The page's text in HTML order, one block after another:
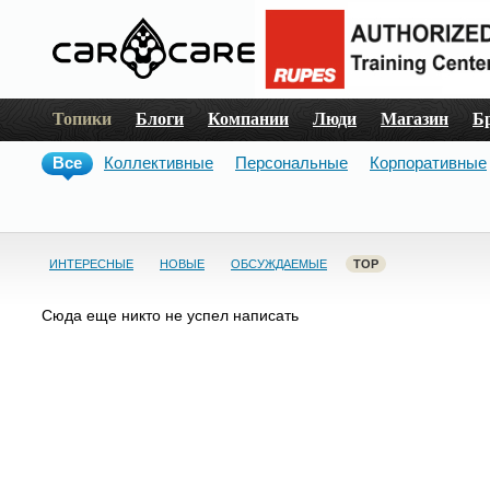
Топики Блоги Компании Люди Магазин
Все Коллективные Персональные Корпоративные
ИНТЕРЕСНЫЕ НОВЫЕ ОБСУЖДАЕМЫЕ TOP
Сюда еще никто не успел написать